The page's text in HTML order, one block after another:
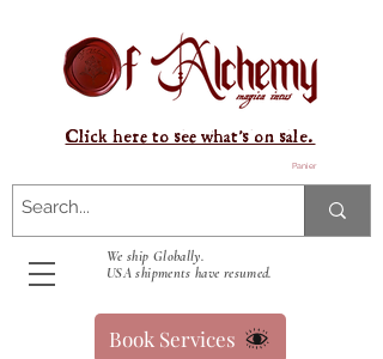
Panier
We ship Globally.
USA shipments have resumed.
Click here to see what's on sale.
Book Services